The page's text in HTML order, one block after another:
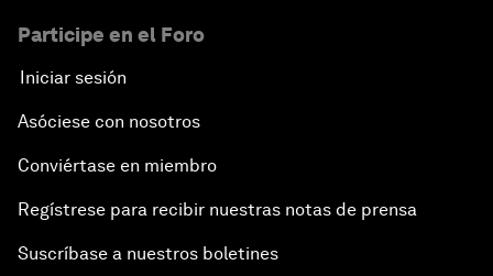
Participe en el Foro
Iniciar sesión
Asóciese con nosotros
Conviértase en miembro
Regístrese para recibir nuestras notas de prensa
Suscríbase a nuestros boletines